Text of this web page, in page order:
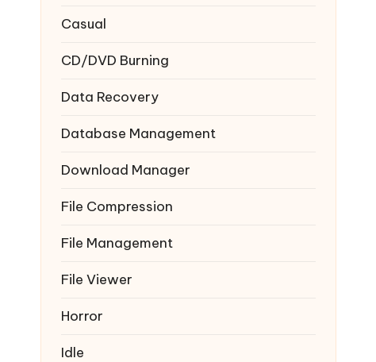
Casual
CD/DVD Burning
Data Recovery
Database Management
Download Manager
File Compression
File Management
File Viewer
Horror
Idle